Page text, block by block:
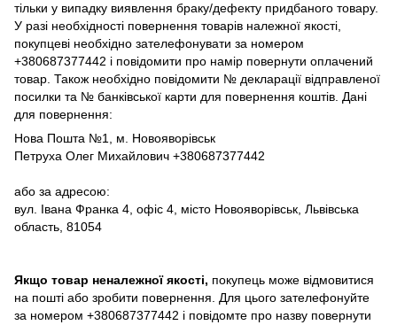
тільки у випадку виявлення браку/дефекту придбаного товару.
У разі необхідності повернення товарів належної якості,
покупцеві необхідно зателефонувати за номером
+380687377442 і повідомити про намір повернути оплачений
товар. Також необхідно повідомити № декларації відправленої
посилки та № банківської карти для повернення коштів. Дані
для повернення:
Нова Пошта №1, м. Новояворівськ
Петруха Олег Михайлович +380687377442
або за адресою:
вул. Івана Франка 4, офіс 4, місто Новояворівськ, Львівська
область, 81054
Якщо товар неналежної якості, покупець може відмовитися
на пошті або зробити повернення. Для цього зателефонуйте
за номером +380687377442 і повідомте про назву повернути